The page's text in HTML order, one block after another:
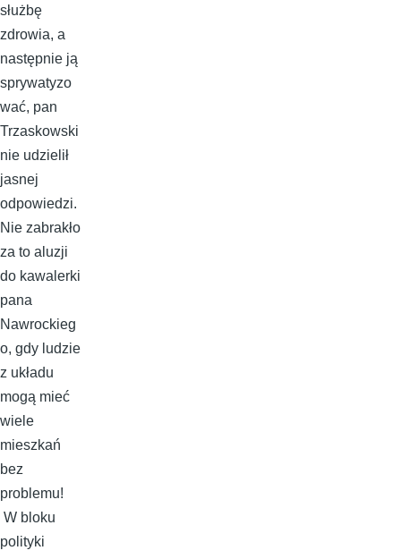
służbę
zdrowia, a
następnie ją
sprywatyzo
wać, pan
Trzaskowski
nie udzielił
jasnej
odpowiedzi.
Nie zabrakło
za to aluzji
do kawalerki
pana
Nawrockieg
o, gdy ludzie
z układu
mogą mieć
wiele
mieszkań
bez
problemu!
W bloku
polityki